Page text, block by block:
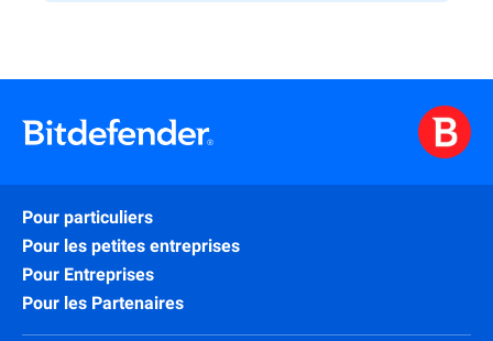
Pour particuliers
Pour les petites entreprises
Pour Entreprises
Pour les Partenaires